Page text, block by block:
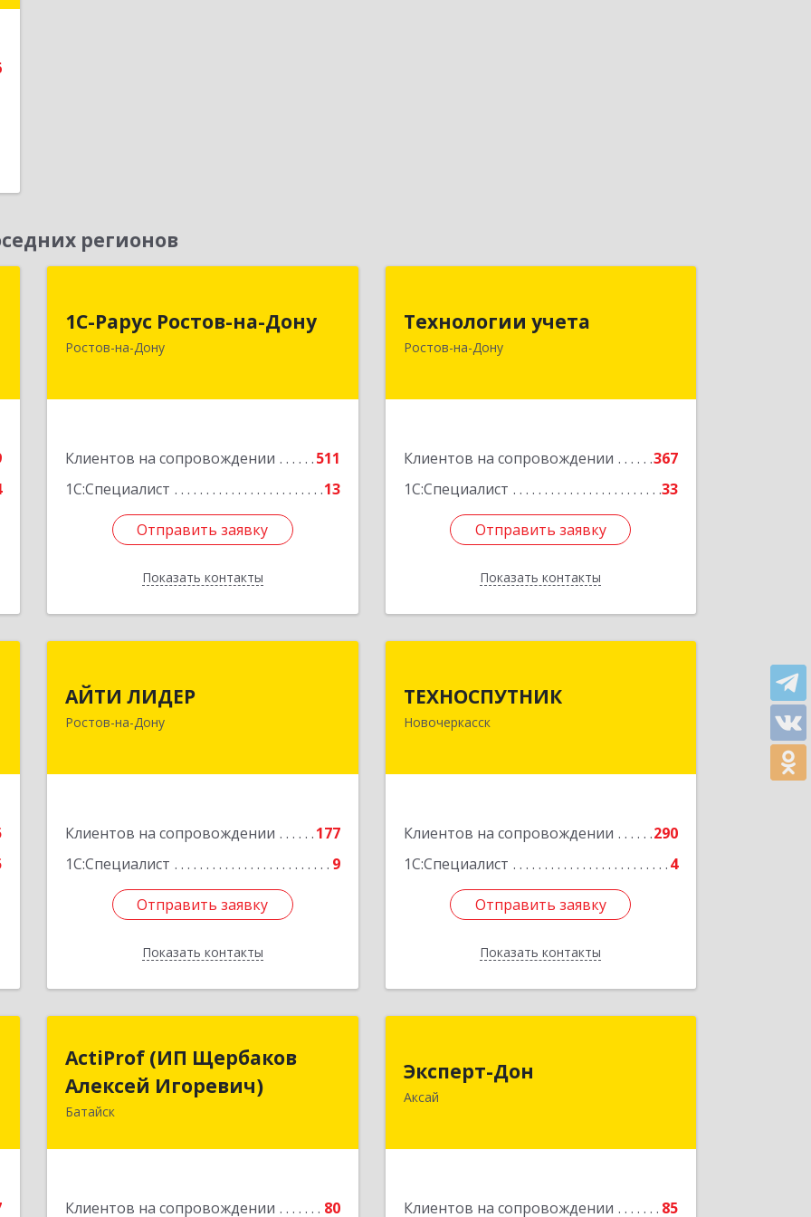
регионов
1С-Рарус Ростов-на-Дону
Ростов-на-Дону
Клиентов на сопровождении
511
1С:Специалист
13
Отправить заявку
Показать контакты
344002, Ростовская обл, г.о. город
Ростов-на-Дону, Ростов-на-Дону г,
Отправить заявку
Назад
Технологии учета
Ростов-на-Дону
Клиентов на сопровождении
367
1С:Специалист
33
Отправить заявку
Показать контакты
344064, Ростовская обл, Ростов-на-
Дону г, Вавилова ул, дом № 68, оф.309
Подробнее
Отправить заявку
Назад
АЙТИ ЛИДЕР
Ростов-на-Дону
Клиентов на сопровождении
177
1С:Специалист
9
Отправить заявку
Показать контакты
344065, Ростовская обл, Ростов-на-
Дону г, Беломорский пер, дом № 98,
Отправить заявку
Назад
ТЕХНОСПУТНИК
Новочеркасск
Клиентов на сопровождении
290
1С:Специалист
4
Отправить заявку
Показать контакты
г, Фрунзе ул, дом № 69А/1А, этаж 1
Подробнее
Отправить заявку
Назад
ActiProf (ИП Щербаков
Алексей Игоревич)
Батайск
Клиентов на сопровождении
80
ActiProf (ИП Щербаков
Алексей Игоревич)
346885, Ростовская обл, Батайск г,
Эксперт-Дон
Аксай
Клиентов на сопровождении
85
346720, Ростовская обл, Аксай г,
Буденного ул, дом № 136, оф.16-17
Подробнее